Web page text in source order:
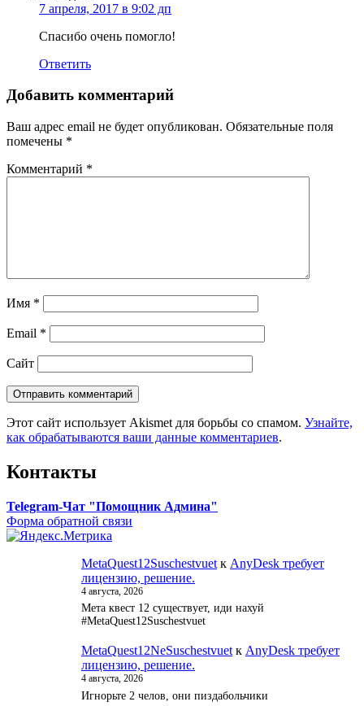
7 апреля, 2017 в 9:02 дп
Спасибо очень помогло!
Ответить
Добавить комментарий
Ваш адрес email не будет опубликован. Обязательные поля
помечены *
Комментарий *
Имя *
Email *
Сайт
Этот сайт использует Akismet для борьбы со спамом. Узнайте,
как обрабатываются ваши данные комментариев.
Контакты
Telegram-Чат "Помощник Админа"
Форма обратной связи
MetaQuest12Suschestvuet к AnyDesk требует
лицензию, решение.
4 августа, 2026
Мета квест 12 существует, иди нахуй
#MetaQuest12Suschestvuet
MetaQuest12NeSuschestvuetк AnyDesk требует
лицензию, решение.
4 августа, 2026
Игнорьте 2 челов, они пиздабольчики